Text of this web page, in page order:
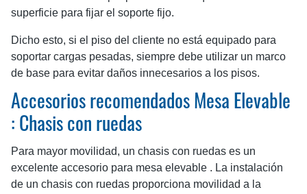
superficie para fijar el soporte fijo.
Dicho esto, si el piso del cliente no está equipado para
soportar cargas pesadas, siempre debe utilizar un marco
de base para evitar daños innecesarios a los pisos.
Accesorios recomendados Mesa Elevable
: Chasis con ruedas
Para mayor movilidad, un chasis con ruedas es un
excelente accesorio para mesa elevable . La instalación
de un chasis con ruedas proporciona movilidad a la